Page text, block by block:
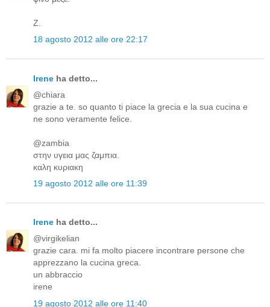
Ζ.
18 agosto 2012 alle ore 22:17
Irene ha detto...
@chiara
grazie a te. so quanto ti piace la grecia e la sua cucina e
ne sono veramente felice.
@zambia
στην υγεια μας ζαμπια.
καλη κυριακη
19 agosto 2012 alle ore 11:39
Irene ha detto...
@virgikelian
grazie cara. mi fa molto piacere incontrare persone che
apprezzano la cucina greca.
un abbraccio
irene
19 agosto 2012 alle ore 11:40